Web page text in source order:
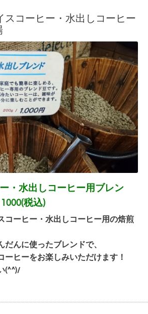
スコーヒー・水出しコーヒー
・水出しコーヒー用ブレン
税込)
コーヒー・水出しコーヒー用の焙煎
だんに使ったブレンドで、
ーヒーをお楽しみいただけます！
(^^)/